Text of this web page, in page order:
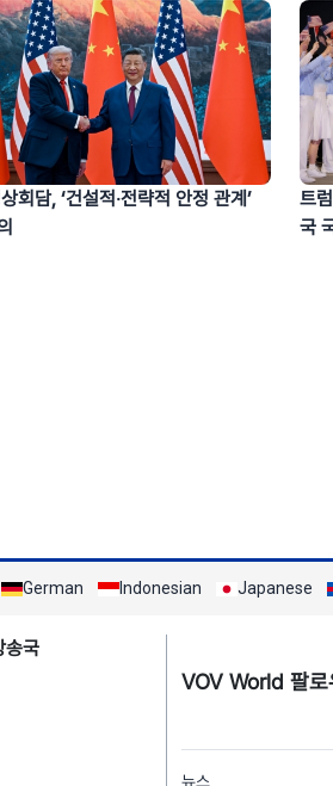
회담, ‘건설적‧전략적 안정 관계’
트
국
German Indonesian Japanese
송국
VOV World 팔로
menu
뉴스